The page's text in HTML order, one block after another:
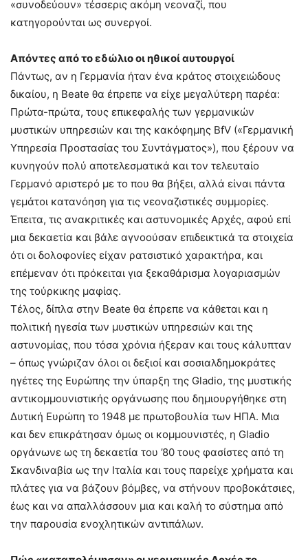
«συνοδεύουν» τέσσερις ακόμη νεοναζί, που
κατηγορούνται ως συνεργοί.
Απόντες από το εδώλιο οι ηθικοί αυτουργοί
Πάντως, αν η Γερμανία ήταν ένα κράτος στοιχειώδους
δικαίου, η Beate θα έπρεπε να είχε μεγαλύτερη παρέα:
Πρώτα-πρώτα, τους επικεφαλής των γερμανικών
μυστικών υπηρεσιών και της κακόφημης BfV («Γερμανική
Υπηρεσία Προστασίας του Συντάγματος»), που ξέρουν να
κυνηγούν πολύ αποτελεσματικά και τον τελευταίο
Γερμανό αριστερό με το που θα βήξει, αλλά είναι πάντα
γεμάτοι κατανόηση για τις νεοναζιστικές συμμορίες.
Έπειτα, τις ανακριτικές και αστυνομικές Αρχές, αφού επί
μια δεκαετία και βάλε αγνοούσαν επιδεικτικά τα στοιχεία
ότι οι δολοφονίες είχαν ρατσιστικό χαρακτήρα, και
επέμεναν ότι πρόκειται για ξεκαθάρισμα λογαριασμών
της τούρκικης μαφίας.
Τέλος, δίπλα στην Beate θα έπρεπε να κάθεται και η
πολιτική ηγεσία των μυστικών υπηρεσιών και της
αστυνομίας, που τόσα χρόνια ήξεραν και τους κάλυπταν
– όπως γνώριζαν όλοι οι δεξιοί και σοσιαλδημοκράτες
ηγέτες της Ευρώπης την ύπαρξη της Gladio, της μυστικής
αντικομμουνιστικής οργάνωσης που δημιουργήθηκε στη
Δυτική Ευρώπη το 1948 με πρωτοβουλία των ΗΠΑ. Μια
και δεν επικράτησαν όμως οι κομμουνιστές, η Gladio
οργάνωνε ως τη δεκαετία του ’80 τους φασίστες από τη
Σκανδιναβία ως την Ιταλία και τους παρείχε χρήματα και
πλάτες για να βάζουν βόμβες, να στήνουν προβοκάτσιες,
έως και να απαλλάσσουν μια και καλή το σύστημα από
την παρουσία ενοχλητικών αντιπάλων.